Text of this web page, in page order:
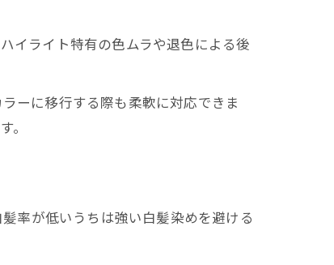
イライト特有の色ムラや退色による後
ーに移行する際も柔軟に対応できま
。
率が低いうちは強い白髪染めを避ける